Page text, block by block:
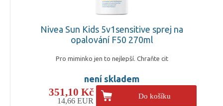
Nivea Sun Kids 5v1sensitive sprej na
opalování F50 270ml
Pro miminko jen to nejlepší. Chraňte cit
není skladem
351,10 Kč
14,66 EUR
Do košíku